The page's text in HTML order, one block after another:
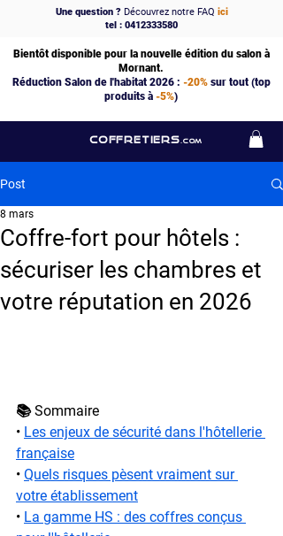
COFFRETIERS .COM
Une question ?Découvrez notre FAQ ici
tel : 0412333580
Bientôt disponible pour la nouvelle édition du salon à
Mornant.
Réduction Salon de l'habitat 2026 : -20%sur tout (top
produits à -5%)
Post
Coffre-fort pour hôtels :
sécuriser les chambres et
votre réputation en 2026
8 mars
📚 Sommaire
• Les enjeux de sécurité dans l'hôtellerie
française
• Quels risques pèsent vraiment sur
votre établissement
• La gamme HS : des coffres conçus